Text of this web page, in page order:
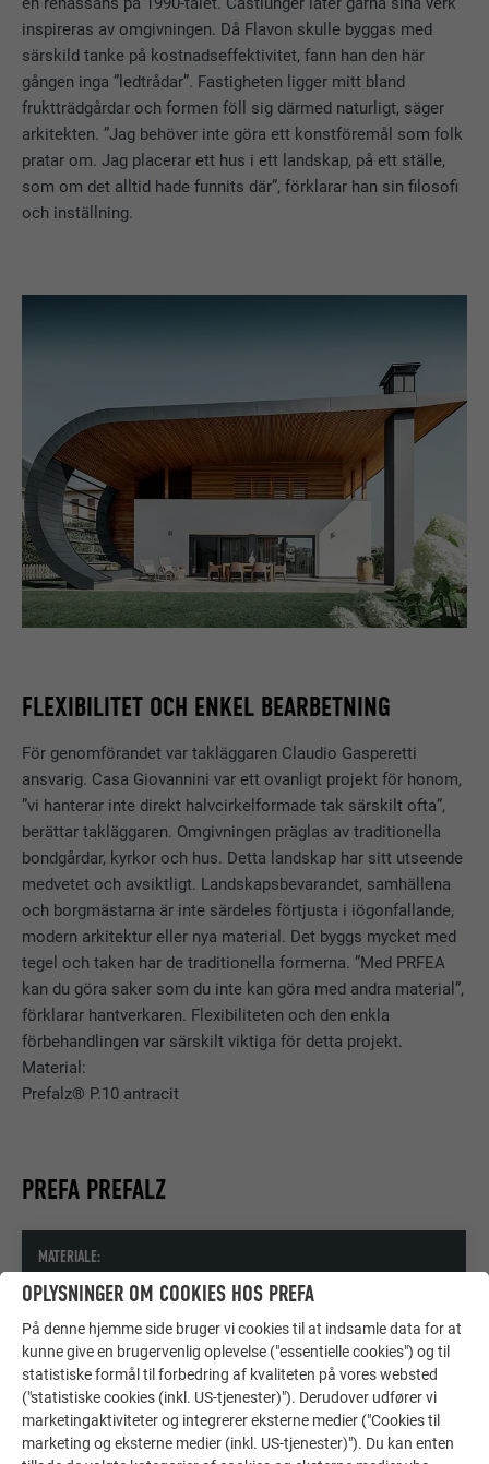
inspireras av omgivningen. Då Flavon skulle byggas med
särskild tanke på kostnadseffektivitet, fann han den här
gången inga ”ledtrådar”. Fastigheten ligger mitt bland
fruktträdgårdar och formen föll sig därmed naturligt, säger
arkitekten. ”Jag behöver inte göra ett konstföremål som folk
pratar om. Jag placerar ett hus i ett landskap, på ett ställe,
som om det alltid hade funnits där”, förklarar han sin filosofi
och inställning.
FLEXIBILITET OCH ENKEL BEARBETNING
För genomförandet var takläggaren Claudio Gasperetti
ansvarig. Casa Giovannini var ett ovanligt projekt för honom,
”vi hanterar inte direkt halvcirkelformade tak särskilt ofta”,
berättar takläggaren. Omgivningen präglas av traditionella
bondgårdar, kyrkor och hus. Detta landskap har sitt utseende
medvetet och avsiktligt. Landskapsbevarandet, samhällena
och borgmästarna är inte särdeles förtjusta i iögonfallande,
modern arkitektur eller nya material. Det byggs mycket med
tegel och taken har de traditionella formerna. ”Med PRFEA
kan du göra saker som du inte kan göra med andra material”,
förklarar hantverkaren. Flexibiliteten och den enkla
förbehandlingen var särskilt viktiga för detta projekt.
Material:
Prefalz® P.10 antracit
PREFA PREFALZ
MATERIALE:
FARVE:
P.10 Antracit
OPLYSNINGER OM COOKIES HOS PREFA
På denne hjemme side bruger vi cookies til at indsamle data for at
kunne give en brugervenlig oplevelse ("essentielle cookies") og til
statistiske formål til forbedring af kvaliteten på vores websted
("statistiske cookies (inkl. US-tjenester)"). Derudover udfører vi
marketingaktiviteter og integrerer eksterne medier ("Cookies til
marketing og eksterne medier (inkl. US-tjenester)"). Du kan enten